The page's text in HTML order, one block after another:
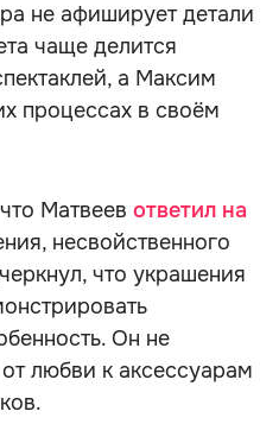
не афиширует детали
чаще делится
а Максим
процессах в своём
Матвеев ответил на
несвойственного
что украшения
Он не
любви к аксессуарам